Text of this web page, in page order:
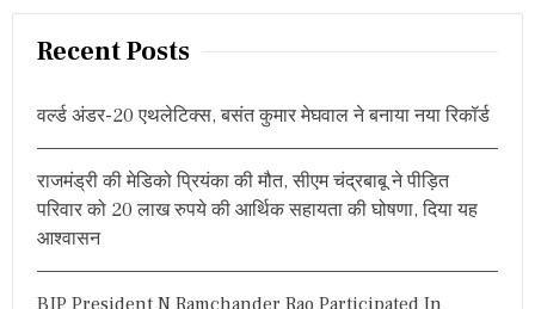
ब
म
द
a
Recent Posts
वर्ल्ड अंडर-20 एथलेटिक्स, बसंत कुमार मेघवाल ने बनाया नया रिकॉर्ड
राजमंड्री की मेडिको प्रियंका की मौत, सीएम चंद्रबाबू ने पीड़ित
परिवार को 20 लाख रुपये की आर्थिक सहायता की घोषणा, दिया यह
आश्वासन
BJP President N Ramchander Rao Participated In